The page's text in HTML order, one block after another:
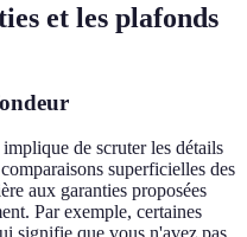
et les plafonds
de scruter les détails
superficielles des
aux garanties proposées
Par exemple, certaines